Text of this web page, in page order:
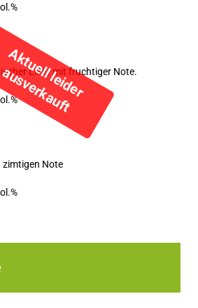
Likör mit fruchtiger Note.
zimtigen Note